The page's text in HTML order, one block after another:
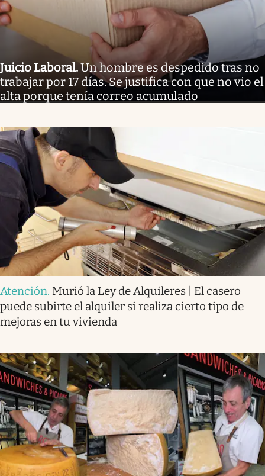
Juicio Laboral.Un hombre es despedido tras no
trabajar por 17 días. Se justifica con que no vio el
alta porque tenía correo acumulado
Atención. Murió la Ley de Alquileres | El casero
puede subirte el alquiler si realiza cierto tipo de
mejoras en tu vivienda